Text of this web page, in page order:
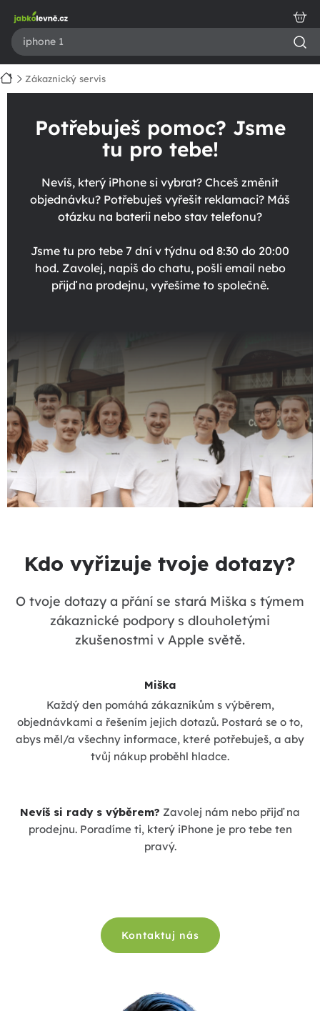
obsah
DomůZákaznický servis
Potřebuješ pomoc? Jsme
tu pro tebe!
Nevíš, který iPhone si vybrat? Chceš změnit
objednávku? Potřebuješ vyřešit reklamaci? Máš
otázku na baterii nebo stav telefonu?
Jsme tu pro tebe 7 dní v týdnu od 8:30 do 20:00
hod. Zavolej, napiš do chatu, pošli email nebo
přijď na prodejnu, vyřešíme to společně.
Kdo vyřizuje tvoje dotazy?
O tvoje dotazy a přání se stará Miška s týmem
zákaznické podpory s dlouholetými
zkušenostmi v Apple světě.
Miška
Každý den pomáhá zákazníkům s výběrem,
objednávkami a řešením jejich dotazů. Postará se o to,
abys měl/a všechny informace, které potřebuješ, a aby
tvůj nákup proběhl hladce.
Nevíš si rady s výběrem? Zavolej nám nebo přijď na
prodejnu. Poradíme ti, který iPhone je pro tebe ten
pravý.
Kontaktuj nás